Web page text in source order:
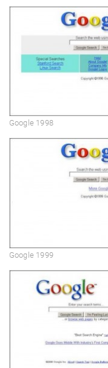
Google 1998
Google 1999